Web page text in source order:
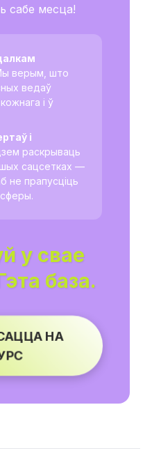
сабе месца!
верым, што
ведаў
і ў
і
раскрываць
сацсетках —
не прапусціць
у свае
база.
НА